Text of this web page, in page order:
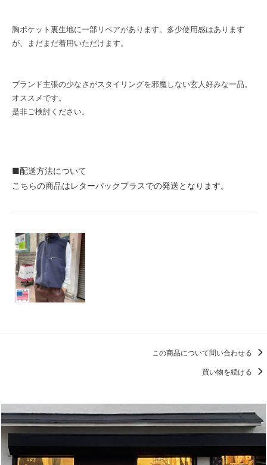
胸ポケット裏生地に一部リペアがあります。多少使用感はあります
が、まだまだ着用いただけます。
ブランド主張の少なさがスタイリングを邪魔しない玄人好みな一品。
オススメです。
是非ご検討ください。
■配送方法について
こちらの商品はレターパックプラスでの発送となります。
この商品について問い合わせる
買い物を続ける